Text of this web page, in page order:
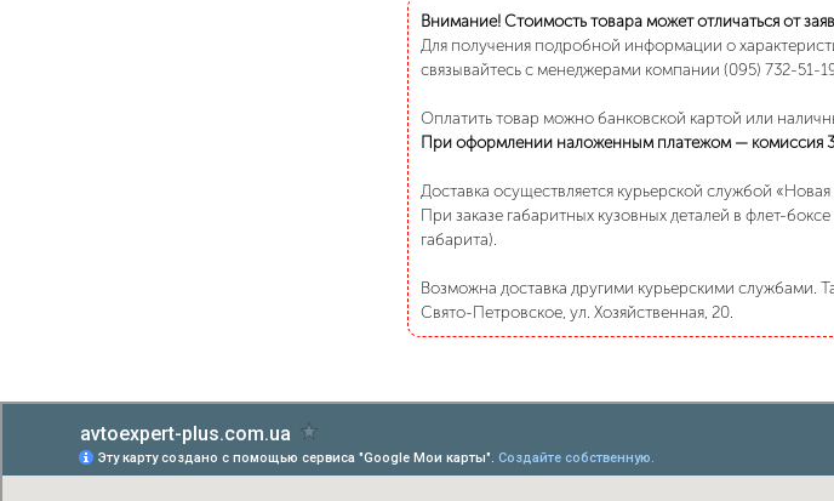
Внимание! Стоимость товара может отличаться от
Для получения подробной информации о
связывайтесь с менеджерами компании (095) 732-51-
Оплатить товар можно банковской картой или
При оформлении наложенным платежом — комиссия
Доставка осуществляется курьерской службой
При заказе габаритных кузовных деталей в флет-
габарита).
Возможна доставка другими курьерскими службами.
Свято-Петровское, ул. Хозяйственная, 20.